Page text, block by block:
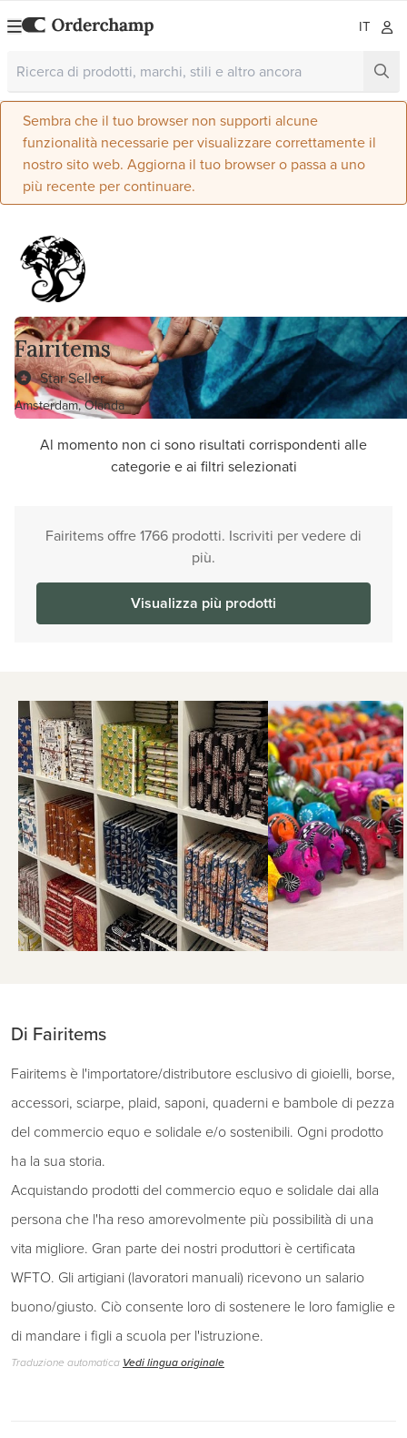
IT
Sembra che il tuo browser non supporti alcune
funzionalità necessarie per visualizzare correttamente il
nostro sito web. Aggiorna il tuo browser o passa a uno
più recente per continuare.
Fairitems
Star Seller
Amsterdam, Olanda
Al momento non ci sono risultati corrispondenti alle
categorie e ai filtri selezionati
Fairitems offre 1766 prodotti. Iscriviti per vedere di
più.
Visualizza più prodotti
Di Fairitems
Fairitems è l'importatore/distributore esclusivo di gioielli, borse,
accessori, sciarpe, plaid, saponi, quaderni e bambole di pezza
del commercio equo e solidale e/o sostenibili. Ogni prodotto
ha la sua storia.
Acquistando prodotti del commercio equo e solidale dai alla
persona che l'ha reso amorevolmente più possibilità di una
vita migliore. Gran parte dei nostri produttori è certificata
WFTO. Gli artigiani (lavoratori manuali) ricevono un salario
buono/giusto. Ciò consente loro di sostenere le loro famiglie e
di mandare i figli a scuola per l'istruzione.
Traduzione automatica Vedi lingua originale